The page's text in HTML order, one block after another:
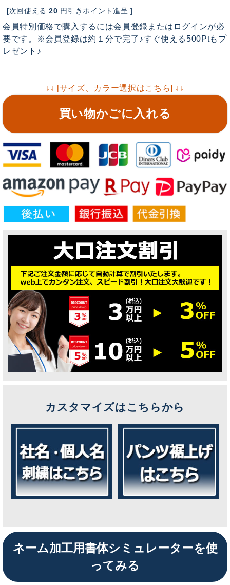
[次回使える 20 円引きポイント進呈 ]
会員特別価格で購入するには会員登録またはログインが必
要です。※会員登録は約１分で完了♪すぐ使える500Ptもプ
レゼント♪
↓↓ [サイズ、カラー選択はこちら] ↓↓
買い物かごに入れる
カスタマイズはこちらから
ネーム加工用書体シミュレーターを使
ってみる